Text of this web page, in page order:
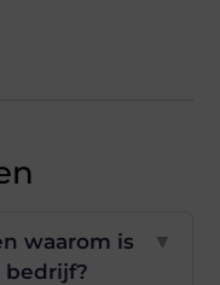
waarom is
▼